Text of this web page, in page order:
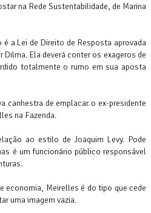
na Rede Sustentabilidade, de Marina
a Lei de Direito de Resposta aprovada
Ela deverá conter os exageros de
totalmente o rumo em sua aposta
canhestra de emplacar o ex-presidente
na Fazenda.
ao estilo de Joaquim Levy. Pode
é um funcionário público responsável
economia, Meirelles é do tipo que cede
uma imagem vazia.